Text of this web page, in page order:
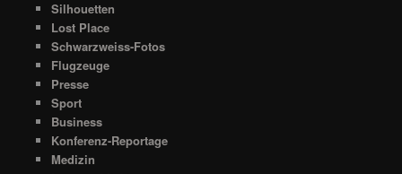
Silhouetten
Lost Place
Schwarzweiss-Fotos
Flugzeuge
Presse
Sport
Business
Konferenz-Reportage
Medizin